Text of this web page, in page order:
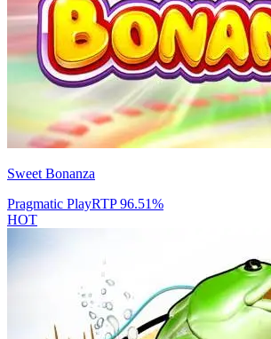
Sweet Bonanza
Pragmatic PlayRTP96.51%
HOT